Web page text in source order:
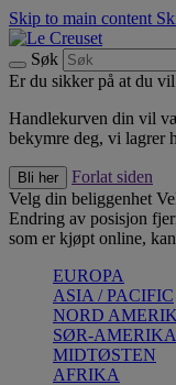
Skip to main content
Søk
Er du sikker på at du
Handlekurven din vil
bekymre deg, vi lagrer
Bli her
Forlat siden
Velg din beliggenhet
Endring av posisjon
som er kjøpt online,
EUROPA
ASIA / PACIFIC
NORD
SØR-AMERIKA
MIDTØSTEN
AFRIKA